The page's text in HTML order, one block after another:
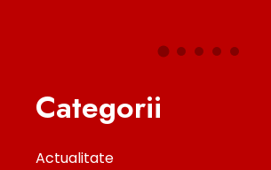
Categorii
Actualitate